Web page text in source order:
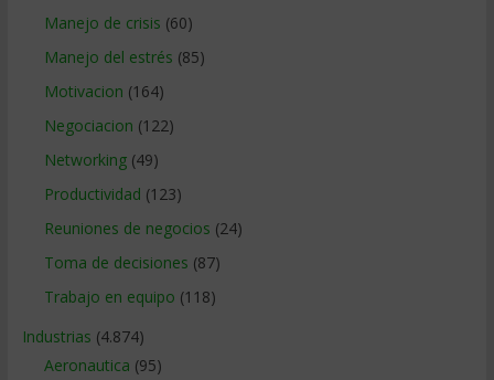
Manejo de crisis (60)
Manejo del estrés (85)
Motivacion (164)
Negociacion (122)
Networking(49)
Productividad (123)
Reuniones de negocios (24)
Toma de decisiones (87)
Trabajo en equipo (118)
Industrias (4.874)
Aeronautica (95)